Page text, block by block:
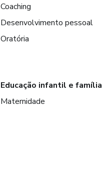
Coaching
Desenvolvimento pessoal
Oratória
Educação infantil e família
Maternidade